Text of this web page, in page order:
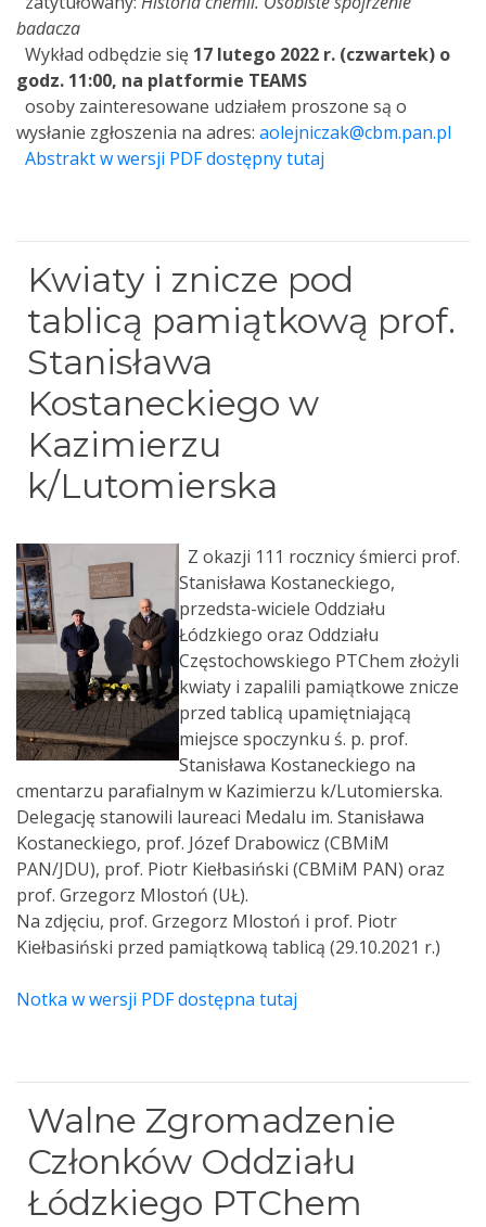
badacza
Wykład odbędzie się 17 lutego 2022 r. (czwartek) o
godz. 11:00, na platformie TEAMS
osoby zainteresowane udziałem proszone są o
wysłanie zgłoszenia na adres: aolejniczak@cbm.pan.pl
Abstrakt w wersji PDF dostępny tutaj
Kwiaty i znicze pod
tablicą pamiątkową prof.
Stanisława
Kostaneckiego w
Kazimierzu
k/Lutomierska
Z okazji 111 rocznicy śmierci prof.
Stanisława Kostaneckiego,
przedsta-wiciele Oddziału
Łódzkiego oraz Oddziału
Częstochowskiego PTChem złożyli
kwiaty i zapalili pamiątkowe znicze
przed tablicą upamiętniającą
miejsce spoczynku ś. p. prof.
Stanisława Kostaneckiego na
cmentarzu parafialnym w Kazimierzu k/Lutomierska.
Delegację stanowili laureaci Medalu im. Stanisława
Kostaneckiego, prof. Józef Drabowicz (CBMiM
PAN/JDU), prof. Piotr Kiełbasiński (CBMiM PAN) oraz
prof. Grzegorz Mlostoń (UŁ).
Na zdjęciu, prof. Grzegorz Mlostoń i prof. Piotr
Kiełbasiński przed pamiątkową tablicą (29.10.2021 r.)
Notka w wersji PDF dostępna tutaj
Walne Zgromadzenie
Członków Oddziału
Łódzkiego PTChem